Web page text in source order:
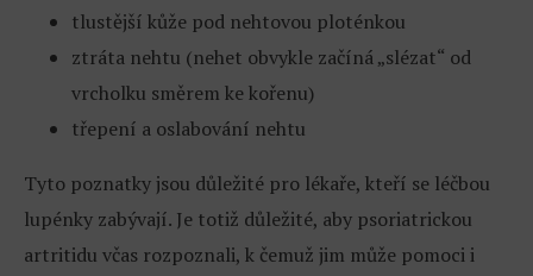
tlustější kůže pod nehtovou ploténkou
ztráta nehtu (nehet obvykle začíná „slézat“ od
vrcholku směrem ke kořenu)
třepení a oslabování nehtu
Tyto poznatky jsou důležité pro lékaře, kteří se léčbou
lupénky zabývají. Je totiž důležité, aby psoriatrickou
artritidu včas rozpoznali, k čemuž jim může pomoci i